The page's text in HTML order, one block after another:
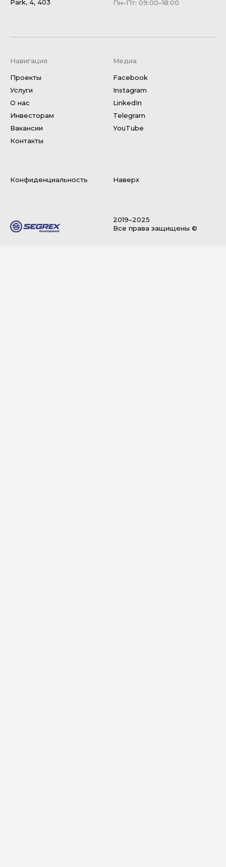
Park, 4, 403
2019–2025
Все права защищены ©
Пн–Пт: 09:00–18:00
Facebook
Медиа
Навигация
Конфиденциальность Наверх
Instagram
LinkedIn
Проекты
Услуги
Инвесторам
О нас
Вакансии
Контакты
Telegram
YouTube